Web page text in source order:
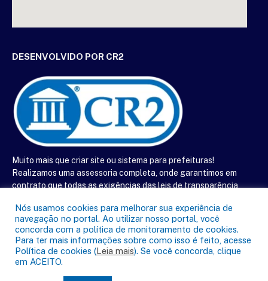
DESENVOLVIDO POR CR2
Muito mais que criar site ou sistema para prefeituras!
Realizamos uma assessoria completa, onde garantimos em
contrato que todas as exigências dasleis de transparência
Conheça oPNTPe oRadar da Transparência Pública
Nós usamos cookies para melhorar sua experiência de
navegação no portal. Ao utilizar nosso portal, você
concorda com a política de monitoramento de cookies.
Para ter mais informações sobre como isso é feito, acesse
Política de cookies (Leia mais). Se você concorda, clique
em ACEITO.